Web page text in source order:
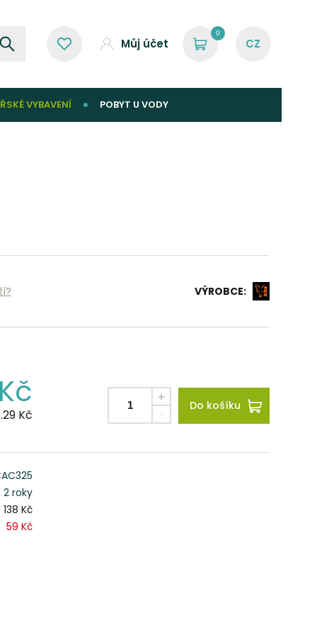
Můj účet
0
VYBAVENÍ POBYT U VODY
VÝROBCE:
Kč
Kč
Do košíku
2 roky
138 Kč
59 Kč